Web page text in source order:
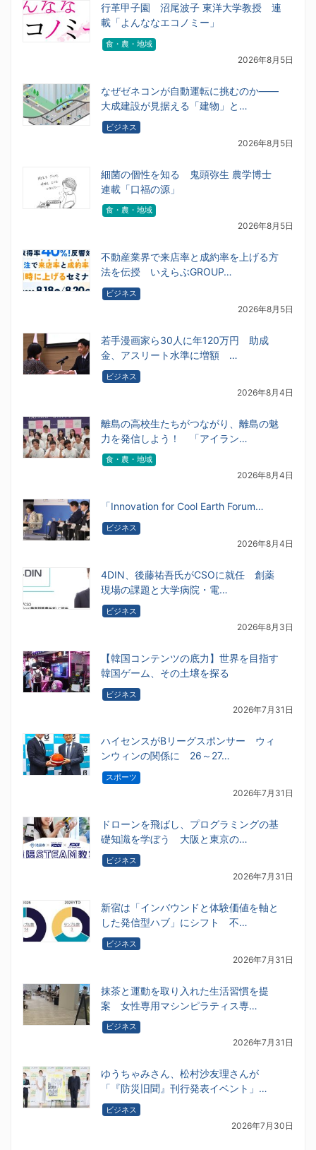
行革甲子園 沼尾波子 東洋大学教授 連
載「よんななエコノミー」
食・農・地域
2026年8月5日
なぜゼネコンが自動運転に挑むのか――
大成建設が見据える「建物」と…
ビジネス
2026年8月5日
細菌の個性を知る 鬼頭弥生 農学博士
連載「口福の源」
食・農・地域
2026年8月5日
不動産業界で来店率と成約率を上げる方
法を伝授 いえらぶGROUP…
ビジネス
2026年8月5日
若手漫画家ら30人に年120万円 助成
金、アスリート水準に増額 …
ビジネス
2026年8月4日
離島の高校生たちがつながり、離島の魅
力を発信しよう！ 「アイラン…
食・農・地域
2026年8月4日
「Innovation for Cool Earth Forum…
ビジネス
2026年8月4日
4DIN、後藤祐吾氏がCSOに就任 創薬
現場の課題と大学病院・電…
ビジネス
2026年8月3日
【韓国コンテンツの底力】世界を目指す
韓国ゲーム、その土壌を探る
ビジネス
2026年7月31日
ハイセンスがBリーグスポンサー ウィ
ンウィンの関係に 26～27…
スポーツ
2026年7月31日
ドローンを飛ばし、プログラミングの基
礎知識を学ぼう 大阪と東京の…
ビジネス
2026年7月31日
新宿は「インバウンドと体験価値を軸と
した発信型ハブ」にシフト 不…
ビジネス
2026年7月31日
抹茶と運動を取り入れた生活習慣を提
案 女性専用マシンピラティス専…
ビジネス
2026年7月31日
ゆうちゃみさん、松村沙友理さんが
「『防災旧聞』刊行発表イベント」…
ビジネス
2026年7月30日